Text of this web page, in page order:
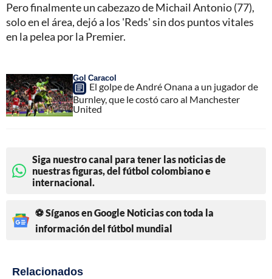
Pero finalmente un cabezazo de Michail Antonio (77),
solo en el área, dejó a los 'Reds' sin dos puntos vitales
en la pelea por la Premier.
Gol Caracol
El golpe de André Onana a un jugador de
Burnley, que le costó caro al Manchester
United
Siga nuestro canal para tener las noticias de
nuestras figuras, del fútbol colombiano e
internacional.
⚽ Síganos en Google Noticias con toda la
información del fútbol mundial
Relacionados